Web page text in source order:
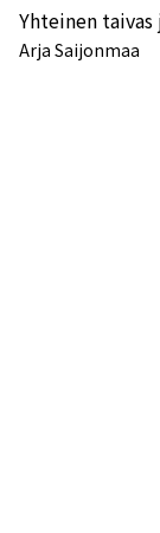
Arja Saijonmaa